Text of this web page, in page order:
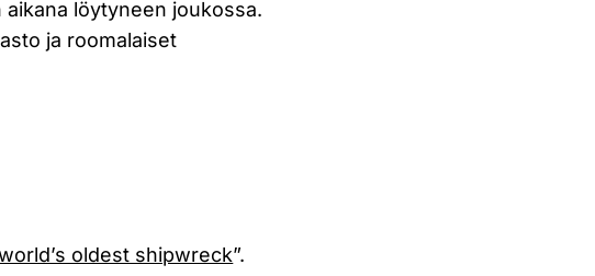
löytyneen joukossa.
ja roomalaiset
oldest shipwreck”.